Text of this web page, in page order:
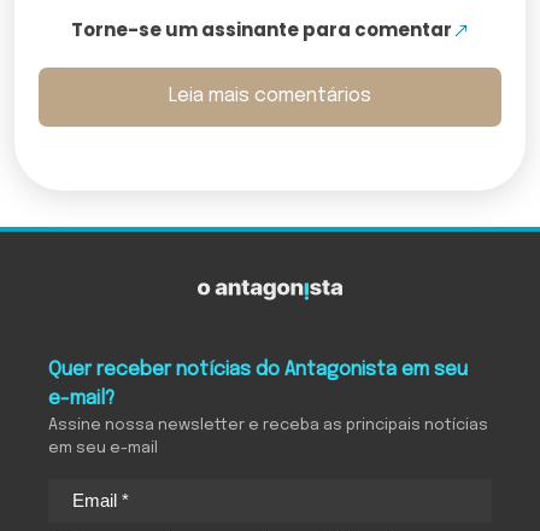
Torne-se um assinante para comentar
Leia mais comentários
Quer receber notícias do Antagonista em seu
e-mail?
Assine nossa newsletter e receba as principais notícias
em seu e-mail